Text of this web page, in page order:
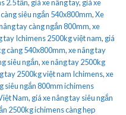
2.5 tấn, giá xe nâng tay, giá xe
siêu ngắn 540x800mm,Xe
tay càng ngắn 800mm,xe
tay Ichimens 2500kg việt nam, giá
càng 540x800mm,xe nâng tay
siêu ngắn,xe nâng tay 2500kg
tay 2500kg việt nam Ichimens,xe
siêu ngắn 800mm ichimens
Nam, giá xe nâng tay siêu ngắn
2500kg ichimens càng hẹp